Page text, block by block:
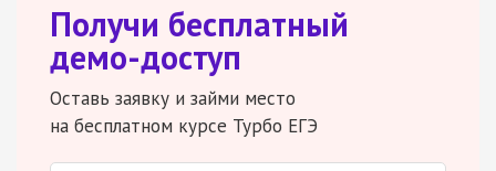
Получи бесплатный
демо-доступ
Оставь заявку и займи место
на бесплатном курсе Турбо ЕГЭ